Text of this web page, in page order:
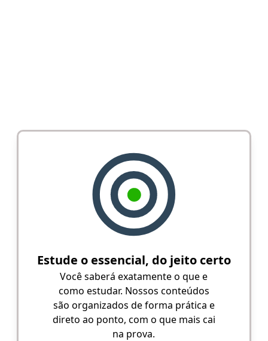
Estude o essencial, do jeito certo
Você saberá exatamente o que e
como estudar. Nossos conteúdos
são organizados de forma prática e
direto ao ponto, com o que mais cai
na prova.